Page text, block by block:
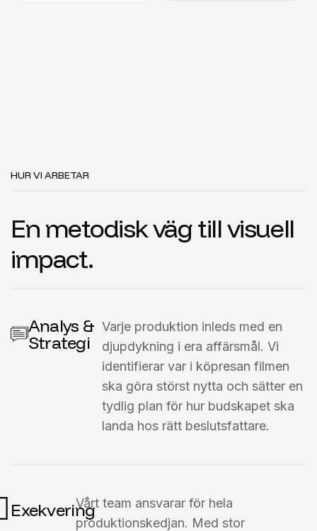
HUR VI ARBETAR
En metodisk väg till visuell
impact.
Analys &
Strategi
Varje produktion inleds med en
djupdykning i era affärsmål. Vi
identifierar var i köpresan filmen
ska göra störst nytta och sätter en
tydlig plan för hur budskapet ska
landa hos rätt beslutsfattare.
ExekveringVårt team ansvarar för hela
produktionskedjan. Med stor